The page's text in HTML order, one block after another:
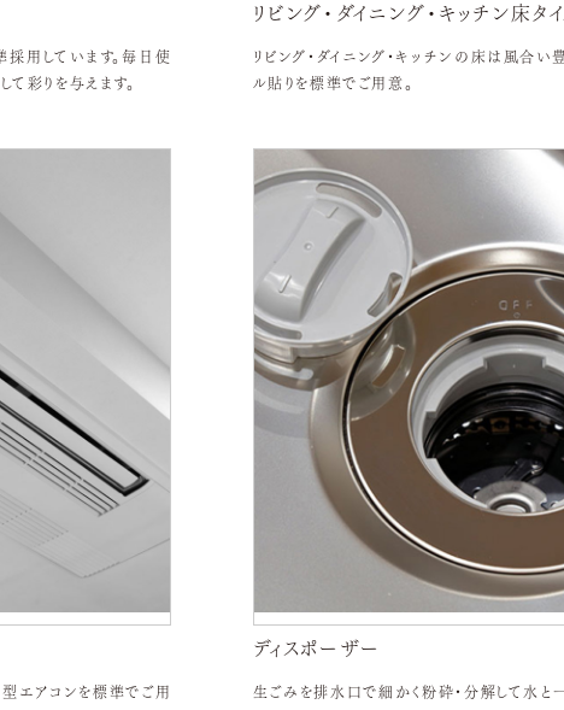
用しています。毎日使
て彩りを与えます。
リビング・ダイニング・キッチン床タ
リビング・ダイニング・キッチンの床は風合
ル貼りを標準でご用意。
型エアコンを標準でご用
ディスポーザー
生ごみを排水口で細かく粉砕・分解して水と